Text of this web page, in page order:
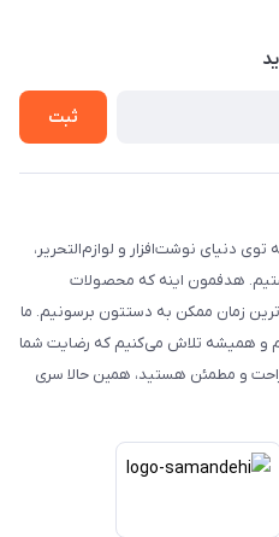
ثبت
دنیای نوشت‌افزار و لوازم‌التحریر،
هدفمون اینه که محصولات
زمان ممکن به دستتون برسونیم. ما
و همیشه تلاش می‌کنیم که رضایت شما
و مطمئن هستید، همین حالا سری